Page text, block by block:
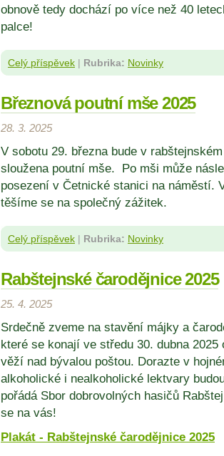
obnově tedy dochází po více než 40
palce!
Celý příspěvek | Rubrika: Novinky
Březnová poutní mše 2025
28. 3. 2025
V sobotu 29. březnabude v
sloužena poutní mše. Po mši může
posezení v Četnické stanici na náměstí.
těšíme se na společný zážitek.
Celý příspěvek | Rubrika: Novinky
Rabštejnské čarodějnice 2025
25. 4. 2025
Srdečně zveme na stavění májky a
které se konají ve středu 30. dubna 2025
věží nad bývalou poštou. Dorazte v
alkoholické i nealkoholické lektvary
pořádá Sbor dobrovolných hasičů
se na vás!
Plakát - Rabštejnské čarodějnice 2025